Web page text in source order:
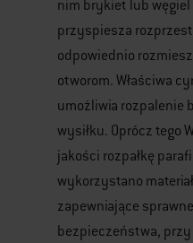
nim brykiet lub węgiel
przyspiesza
odpowiednio
otworom. Właściwa
umożliwia rozpalenie
wysiłku. Oprócz tego
jakości rozpałkę
wykorzystano
zapewniające
bezpieczeństwa,